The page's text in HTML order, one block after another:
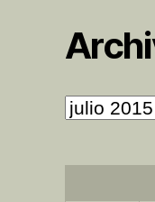
Archivo
de